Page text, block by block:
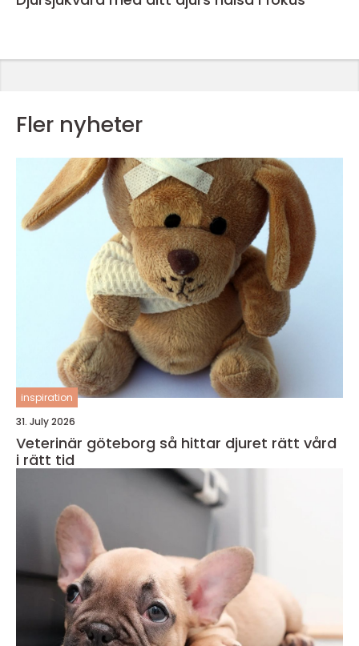
Fler nyheter
inspiration
31. July 2026
Veterinär göteborg så hittar djuret rätt vård
i rätt tid